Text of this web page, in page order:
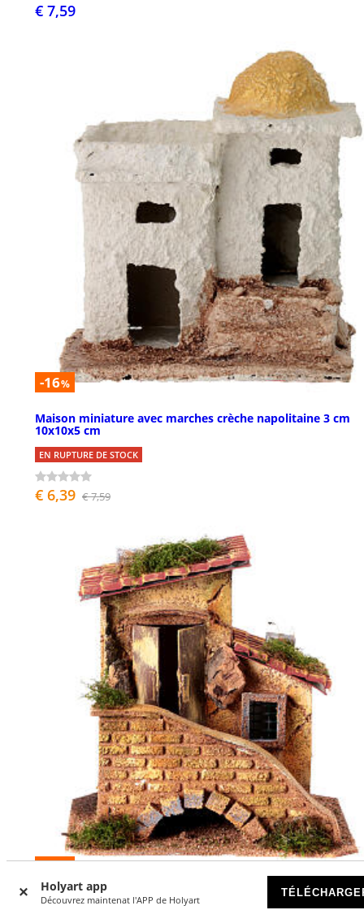
Holyart app
Découvrez maintenat l'APP de Holyart
€ 7,59
-16%
Maison miniature avec marches crèche napolitaine 3 cm
10x10x5 cm
EN RUPTURE DE STOCK
€ 6,39 € 7,59
-15
Maison avec escaliers crèche 8 cm bois liège 20x20x15 cm